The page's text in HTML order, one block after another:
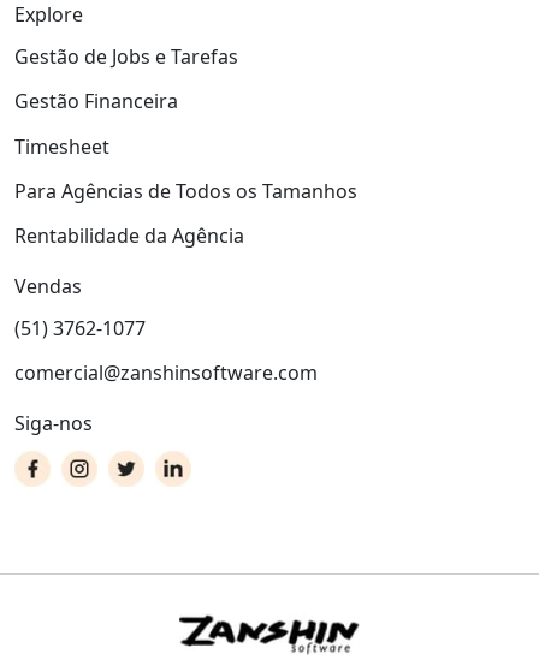
Explore
Gestão de Jobs e Tarefas
Gestão Financeira
Timesheet
Para Agências de Todos os Tamanhos
Rentabilidade da Agência
Vendas
(51) 3762-1077
comercial@zanshinsoftware.com
Siga-nos